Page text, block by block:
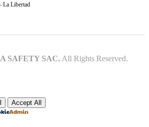
La Libertad
SAFETY SAC. All Rights Reserved.
Accept All